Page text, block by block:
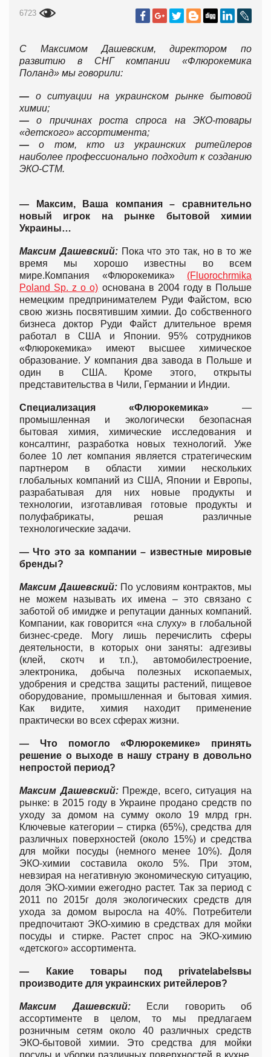
6723
С Максимом Дашевским, директором по
развитию в СНГ компании «Флюрокемика
Поланд» мы говорили:
— о ситуации на украинском рынке бытовой
химии;
—о причинах роста спроса наЭКО-товары
«детского» ассортимента;
—о том, кто из украинских ритейлеров
наиболее профессионально подходит к созданию
ЭКО-СТМ.
— Максим, Ваша компания – сравнительно
новый игрок на рынке бытовой химии
Украины…
Максим Дашевский: Пока что это так, но в то же
время мы хорошо известны во всем
мире.Компания «Флюрокемика» (Fluorochrmika
Poland Sp. z o o) основана в 2004 году в Польше
немецким предпринимателем Руди Файстом, всю
свою жизнь посвятившим химии. До собственного
бизнеса доктор Руди Файст длительное время
работал в США и Японии. 95% сотрудников
«Флюрокемика» имеют высшее химическое
образование. У компания два завода в Польше и
один в США. Кроме этого, открыты
представительства в Чили, Германии и Индии.
Специализация «Флюрокемика» —
промышленная и экологически безопасная
бытовая химия, химические исследования и
консалтинг, разработка новых технологий. Уже
более 10 лет компания является стратегическим
партнером в области химии нескольких
глобальных компаний из США, Японии и Европы,
разрабатывая для них новые продукты и
технологии, изготавливая готовые продукты и
полуфабрикаты, решая различные
технологические задачи.
— Что это за компании – известные мировые
бренды?
Максим Дашевский: По условиям контрактов, мы
не можем называть их имена – это связано с
заботой об имидже и репутации данных компаний.
Компании, как говорится «на слуху» в глобальной
бизнес-среде. Могу лишь перечислить сферы
деятельности, в которых они заняты: адгезивы
(клей, скотч и т.п.), автомобилестроение,
электроника, добыча полезных ископаемых,
удобрения и средства защиты растений, пищевое
оборудование, промышленная и бытовая химия.
Как видите, химия находит применение
практически во всех сферах жизни.
— Что помогло«Флюрокемике» принять
решение о выходе в нашу страну в довольно
непростой период?
Максим Дашевский:Прежде, всего, ситуация на
рынке: в 2015 году в Украине продано средств по
уходу за домом на сумму около 19 млрд грн.
Ключевые категории – стирка (65%), средства для
различных поверхностей (около 15%) и средства
для мойки посуды (немного менее 10%). Доля
ЭКО-химии составила около 5%. При этом,
невзирая на негативную экономическую ситуацию,
доля ЭКО-химии ежегодно растет. Так за период с
2011 по 2015г доля экологических средств для
ухода за домом выросла на 40%. Потребители
предпочитают ЭКО-химию в средствах для мойки
посуды и стирке. Растет спрос на ЭКО-химию
«детского» ассортимента.
— Какие товары под private labelsвы
производите для украинских ритейлеров?
Максим Дашевский:Если говорить об
ассортименте в целом, то мы предлагаем
розничным сетям около 40 различных средств
ЭКО-бытовой химии. Это средства для мойки
посуды и уборки различных поверхностей в кухне,